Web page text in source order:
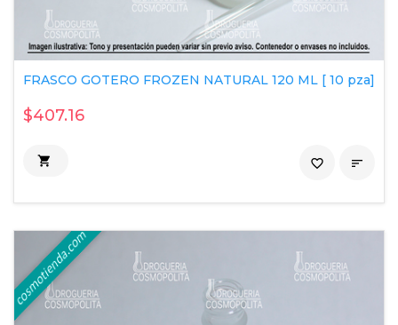
FRASCO GOTERO FROZEN NATURAL 120 ML [ 10 pza]
$407.16
 
favorite_border